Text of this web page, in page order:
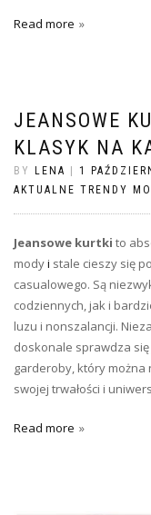
Read more
JEANSOWE
KLASYK NA
BY LENA 1
AKTUALNE TRENDY
Jeansowe kurtki to
modyi stale cieszy się
casualowego. Są
codziennych, jak i
luzu i nonszalancji.
doskonale sprawdza
garderoby, który można
swojej trwałości i
Read more